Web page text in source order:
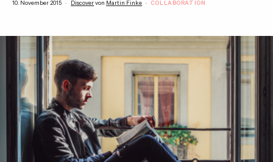
10. November 2015 DiscovervonMartin Finke COLLABORATION